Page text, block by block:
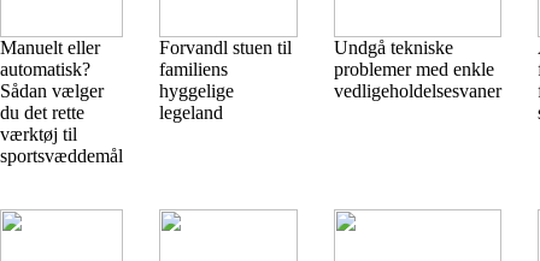
Manuelt eller
automatisk?
Sådan vælger
du det rette
værktøj til
sportsvæddemål
Forvandl stuen til
familiens
hyggelige
legeland
Undgå tekniske
problemer med enkle
vedligeholdelsesvaner